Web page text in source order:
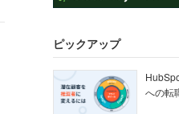
ピックアップ
への転